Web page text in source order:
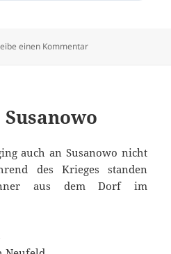
einen Kommentarzu Alle Texte und
auch an Susanowo nicht
des Krieges standen
aus dem Dorf im